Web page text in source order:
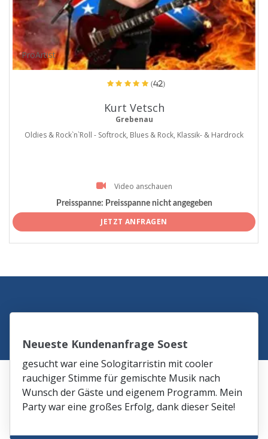
ProArtist
(42)
Kurt Vetsch
Grebenau
Oldies & Rock`n`Roll - Softrock, Blues & Rock, Klassik- & Hardrock
Video anschauen
Preisspanne: Preisspanne nicht angegeben
JETZT ANFRAGEN
Neueste Kundenanfrage Soest
gesucht war eine Sologitarristin mit cooler
rauchiger Stimme für gemischte Musik nach
Wunsch der Gäste und eigenem Programm. Mein
Party war eine großes Erfolg, dank dieser Seite!